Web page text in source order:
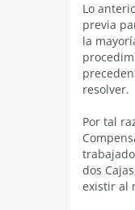
Lo
previa
la
resolver.
Por tal
dos
existir al